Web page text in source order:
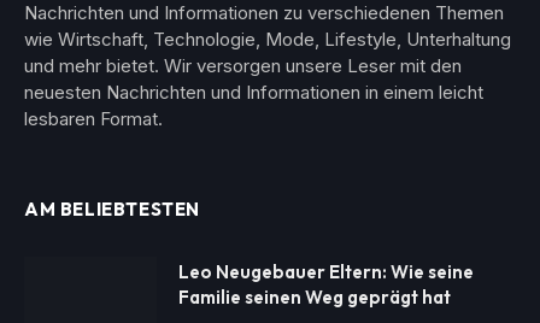
Nachrichten und Informationen zu verschiedenen Themen
wie Wirtschaft, Technologie, Mode, Lifestyle, Unterhaltung
und mehr bietet. Wir versorgen unsere Leser mit den
neuesten Nachrichten und Informationen in einem leicht
lesbaren Format.
AM BELIEBTESTEN
Leo Neugebauer Eltern: Wie seine
Familie seinen Weg geprägt hat